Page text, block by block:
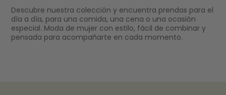
Descubre nuestra colección y encuentra prendas para el
día a día, para una comida, una cena o una ocasión
especial. Moda de mujer con estilo, fácil de combinar y
pensada para acompañarte en cada momento.